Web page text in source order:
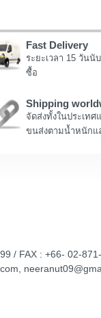
Fast Delivery
ระยะเวลา 15 วัน
ซื้อ
Shipping
จัดส่งทั้งในประเทศ
ขนส่งตามน้ำหนักแ
/ FAX : +66- 02-